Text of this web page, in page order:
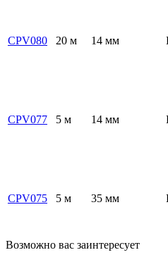
CPV080 20 м 14 мм
CPV077 5 м 14 мм
CPV075 5 м 35 мм
Возможно вас заинтересует